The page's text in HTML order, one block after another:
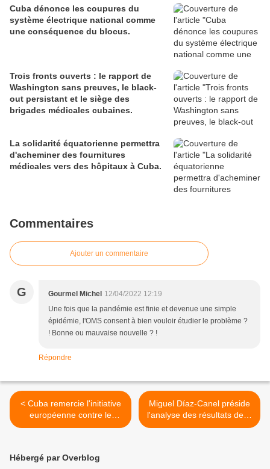
Cuba dénonce les coupures du
système électrique national comme
une conséquence du blocus.
Trois fronts ouverts : le rapport de
Washington sans preuves, le black-
out persistant et le siège des
brigades médicales cubaines.
La solidarité équatorienne permettra
d'acheminer des fournitures
médicales vers des hôpitaux à Cuba.
Commentaires
Ajouter un commentaire
G Gourmel Michel 12/04/2022 12:19
Une fois que la pandémie est finie et devenue une simple
épidémie, l'OMS consent à bien vouloir étudier le problème ?
! Bonne ou mauvaise nouvelle ? !
Répondre
< Cuba remercie l'initiative
européenne contre le
blocus nord-américain
Miguel Díaz-Canel préside
l'analyse des résultats de la
politique étrangère de Cuba
Hébergé par Overblog